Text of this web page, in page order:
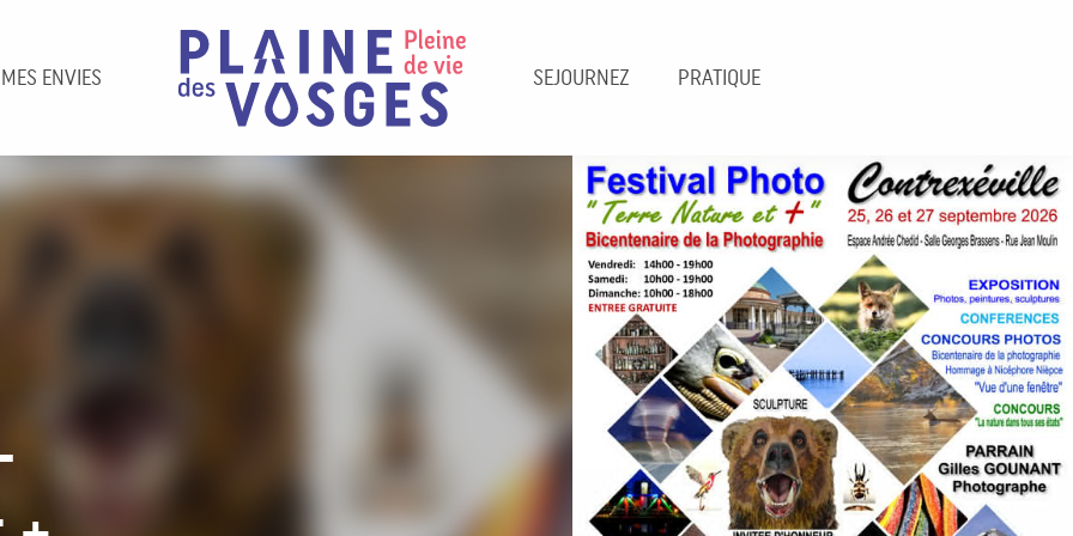
ENVIES SEJOURNEZ PRATIQUE